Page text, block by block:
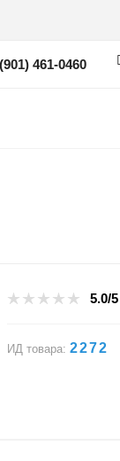
461-0460
5.0/5
ИД товара: 2272